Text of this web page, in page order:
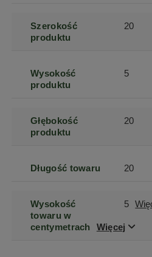
Szerokość
produktu
20
Wysokość
produktu
5
Głębokość
produktu
20
Długość towaru 20
Wysokość
towaru w
centymetrach
Więcej
5